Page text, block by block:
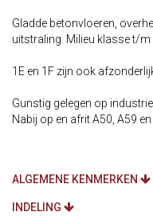
Gladde betonvloeren,
uitstraling. Milieu klasse t/m
1E en 1F zijn ook
Gunstig gelegen op
Nabij op en afrit A50, A59
ALGEMENE KENMERKEN
INDELING